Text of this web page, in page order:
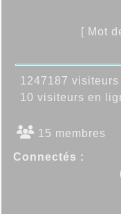
[ Mot
1247187 visiteurs
10 visiteurs en
15 membres
Connectés :